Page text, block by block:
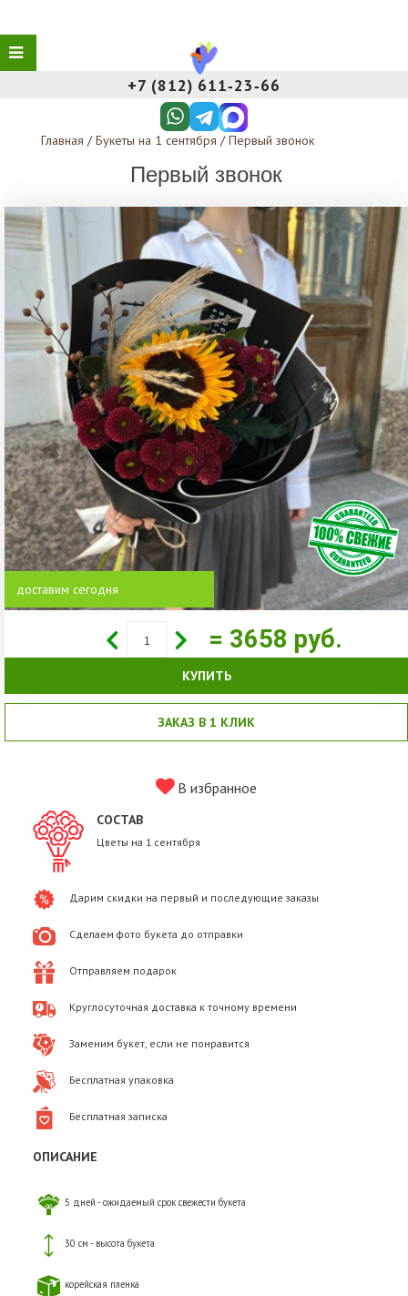
+7 (812) 611‑23‑66
Главная / Букеты на 1 сентября / Первый звонок
Первый звонок
доставим сегодня
= 3658 руб.
КУПИТЬ
ЗАКАЗ В 1 КЛИК
В избранное
СОСТАВ
Цветы на 1 сентября
Дарим скидки на первый и последующие заказы
Сделаем фото букета до отправки
Отправляем подарок
Круглосуточная доставка к точному времени
Заменим букет, если не понравится
Бесплатная упаковка
Бесплатная записка
ОПИСАНИЕ
5 дней - ожидаемый срок свежести букета
30 см - высота букета
корейская пленка